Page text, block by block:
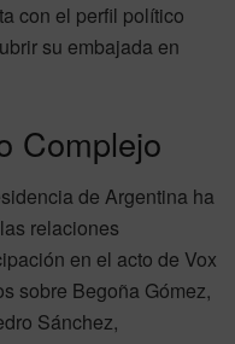
con el perfil político
su embajada en
Complejo
de Argentina ha
relaciones
en el acto de Vox
sobre Begoña Gómez,
Sánchez,